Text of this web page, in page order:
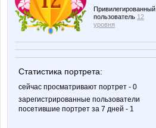
Привилегированный
пользователь 12
уровня
Статистика портрета:
сейчас просматривают портрет - 0
зарегистрированные пользователи
посетившие портрет за 7 дней - 1